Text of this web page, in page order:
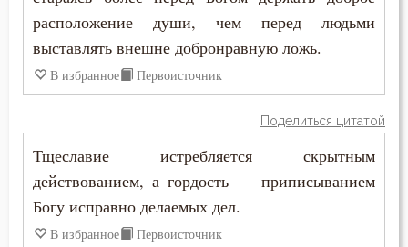
Заповеди
Зло
Знание
Истина
Игнатий Антиохийский
Игнатий Брянчанинов
Иероним Стридонский
Иларион Оптинский (Пономарёв)
Илия Екдик
расположение души, чем перед людьми
выставлять внешне добронравную ложь.
В избранное Первоисточник
Поделиться цитатой
Тщеславие истребляется скрытным
действованием, а гордость — приписыванием
Богу исправно делаемых дел.
В избранное Первоисточник